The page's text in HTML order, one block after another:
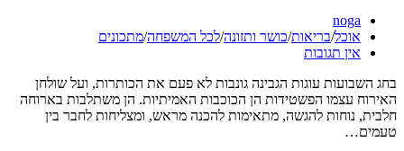
ופיסטוקים
קלויים
מחבר:
noga
קטגוריה:
אוכל/בריאות/כושר ותזונה/לכל המשפחה/מתכונים
תגובות:
אין תגובות
בחג השבועות עוגות הגבינה גונבות לא פעם את הכותרות, ועל שולחן
האירוח עצמו הפשטידות הן הכוכבות האמיתיות. הן משתלבות בארוחה
חלבית, נוחות להגשה, מתאימות להכנה מראש, ומצליחות לחבר בין
טעמים…